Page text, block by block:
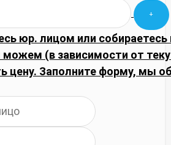
юр. лицом или
можем (в зависимости от
цену. Заполните форму, мы